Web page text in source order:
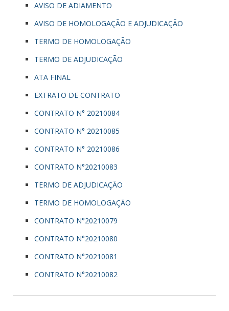
AVISO DE ADIAMENTO
AVISO DE HOMOLOGAÇÃO E ADJUDICAÇÃO
TERMO DE HOMOLOGAÇÃO
TERMO DE ADJUDICAÇÃO
ATA FINAL
EXTRATO DE CONTRATO
CONTRATO N° 20210084
CONTRATO N° 20210085
CONTRATO N° 20210086
CONTRATO N°20210083
TERMO DE ADJUDICAÇÃO
TERMO DE HOMOLOGAÇÃO
CONTRATO N°20210079
CONTRATO N°20210080
CONTRATO N°20210081
CONTRATO N°20210082